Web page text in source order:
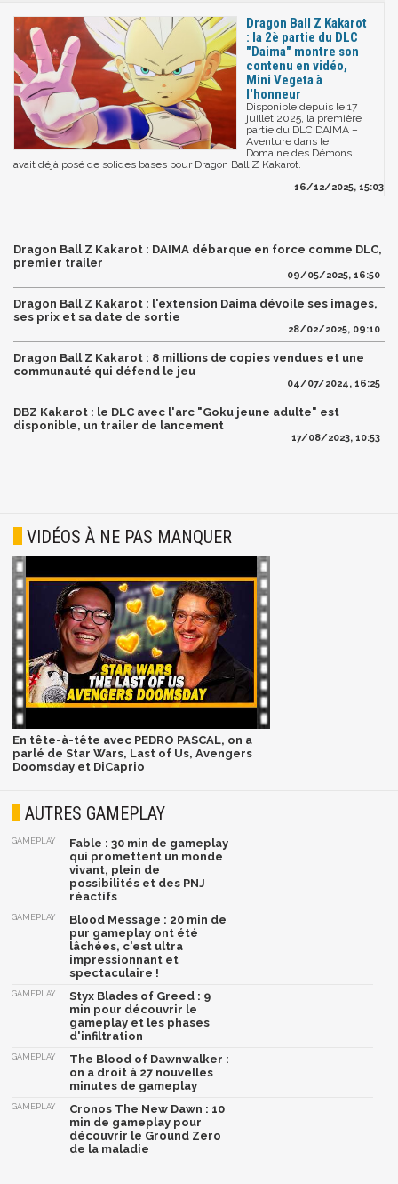
Dragon Ball Z Kakarot
: la 2è partie du DLC
"Daima" montre son
contenu en vidéo,
Mini Vegeta à
l'honneur
Disponible depuis le 17
juillet 2025, la première
partie du DLC DAIMA –
Aventure dans le
Domaine des Démons
avait déjà posé de solides bases pour Dragon Ball Z Kakarot.
16/12/2025, 15:03
Dragon Ball Z Kakarot : DAIMA débarque en force comme DLC,
premier trailer
09/05/2025, 16:50
Dragon Ball Z Kakarot : l'extension Daima dévoile ses images,
ses prix et sa date de sortie
28/02/2025, 09:10
Dragon Ball Z Kakarot : 8 millions de copies vendues et une
communauté qui défend le jeu
04/07/2024, 16:25
DBZ Kakarot : le DLC avec l'arc "Goku jeune adulte" est
disponible, un trailer de lancement
17/08/2023, 10:53
VIDÉOS À NE PAS MANQUER
En tête-à-tête avec PEDRO PASCAL, on a
parlé de Star Wars, Last of Us, Avengers
Doomsday et DiCaprio
AUTRES GAMEPLAY
GAMEPLAY
Fable : 30 min de gameplay
qui promettent un monde
vivant, plein de
possibilités et des PNJ
réactifs
GAMEPLAY
Blood Message : 20 min de
pur gameplay ont été
lâchées, c'est ultra
impressionnant et
spectaculaire !
GAMEPLAY
Styx Blades of Greed : 9
min pour découvrir le
gameplay et les phases
d'infiltration
GAMEPLAY
The Blood of Dawnwalker :
on a droit à 27 nouvelles
minutes de gameplay
GAMEPLAY
Cronos The New Dawn : 10
min de gameplay pour
découvrir le Ground Zero
de la maladie